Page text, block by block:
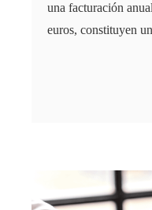
una facturación
euros, constituyen